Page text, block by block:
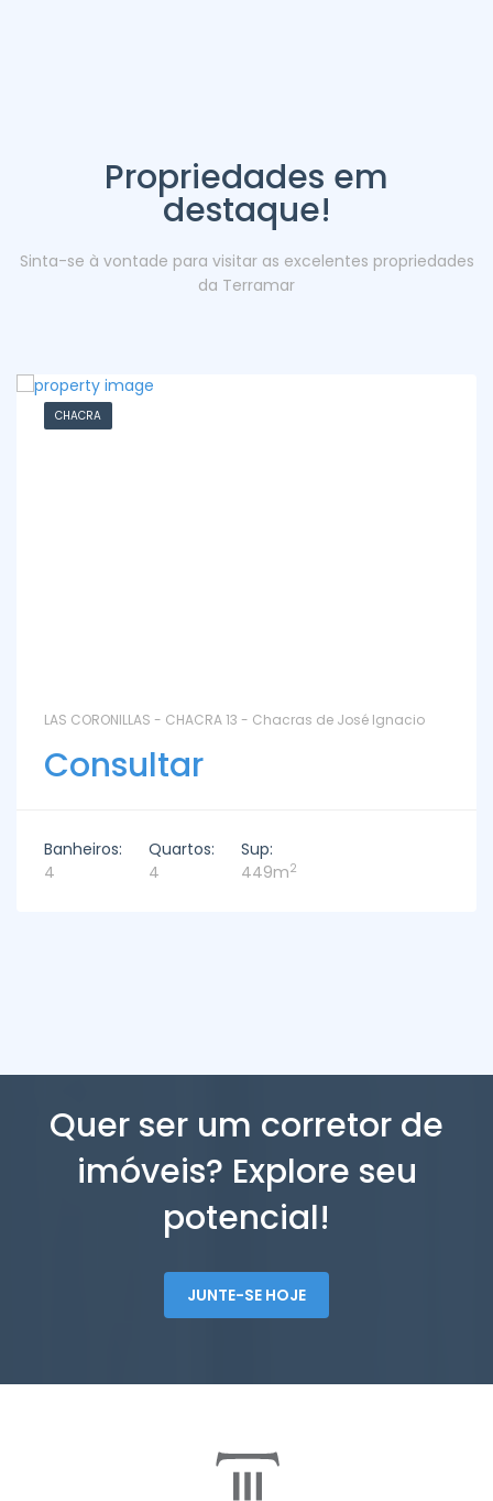
Propriedades em
destaque!
Sinta-se à vontade para visitar as excelentes propriedades
da Terramar
CHACRA
LAS CORONILLAS - CHACRA 13 - Chacras de José Ignacio
Consultar
Banheiros:
4
Quartos:
4
Sup:
449m2
Quer ser um corretor de
imóveis? Explore seu
potencial!
JUNTE-SE HOJE